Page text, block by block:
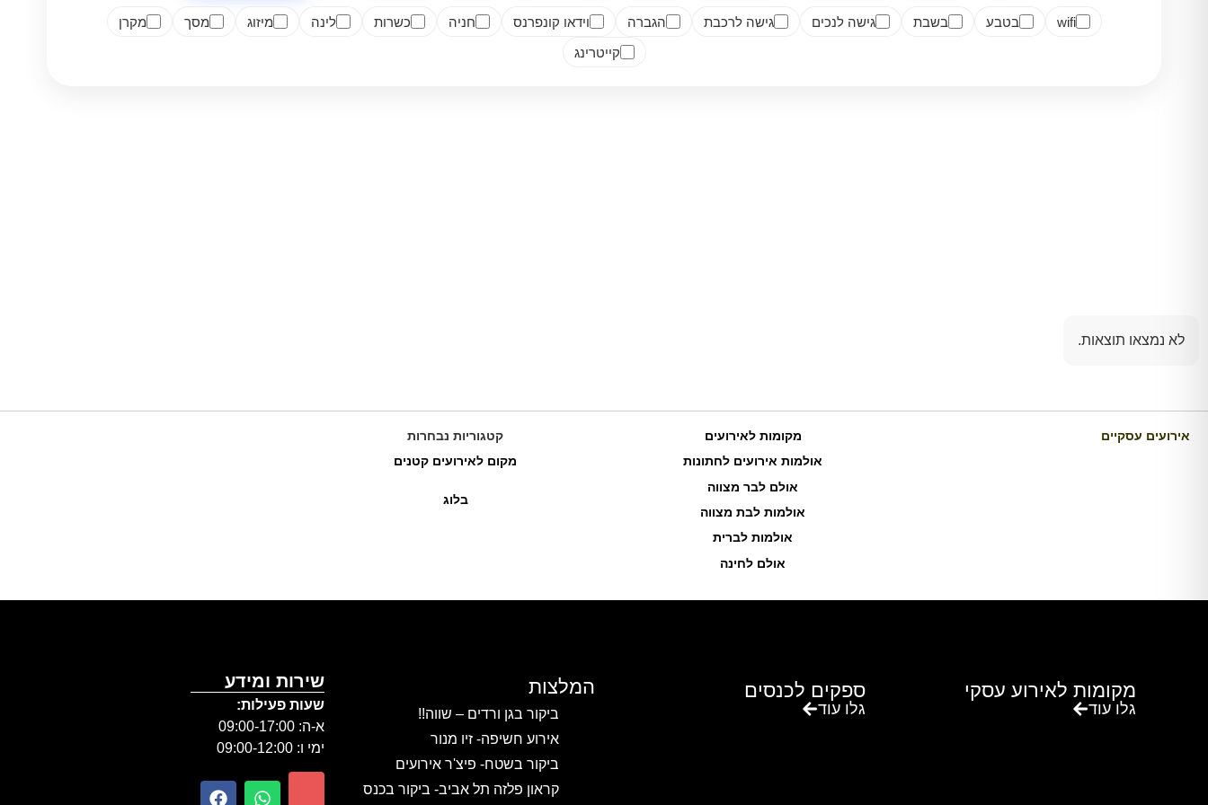
wifi בטבע בשבת גישה לנכים גישה לרכבת הגברה וידאו קונפרנס חניה כשרות לינה מיזוג מסך
מקרן
קייטרינג
לא נמצאו תוצאות.
אירועים עסקיים
מקומות לאירועים
אולמות אירועים לחתונות
אולם לבר מצווה
אולמות לבת מצווה
אולמות לברית
אולם לחינה
קטגוריות נבחרות
מקום לאירועים קטנים
בלוג
מקומות לאירוע עסקי
גלו עוד
ספקים לכנסים
גלו עוד
המלצות
ביקור בגן ורדים – שווה!!
אירוע חשיפה- זיו מנור
ביקור בשטח- פיצ'ר אירועים
קראון פלזה תל אביב- ביקור בכנס
שירות ומידע
שעות פעילות:
א-ה: 09:00-17:00
ימי ו: 09:00-12:00